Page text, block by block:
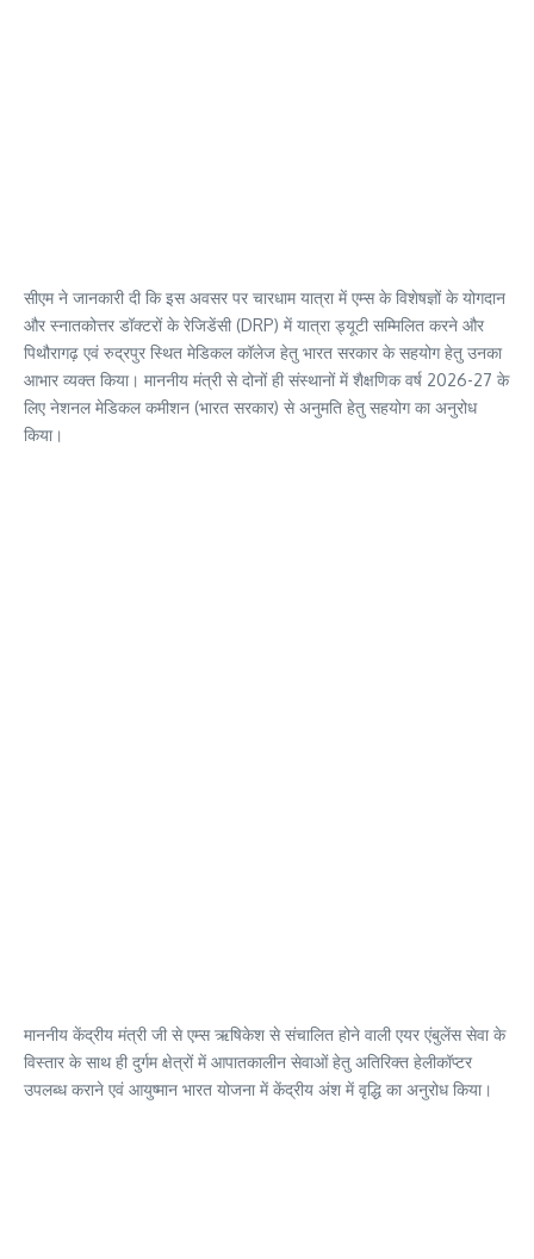
सीएम ने जानकारी दी कि इस अवसर पर चारधाम यात्रा में एम्स के विशेषज्ञों के योगदान
और स्नातकोत्तर डॉक्टरों के रेजिडेंसी (DRP) में यात्रा ड्यूटी सम्मिलित करने और
पिथौरागढ़ एवं रुद्रपुर स्थित मेडिकल कॉलेज हेतु भारत सरकार के सहयोग हेतु उनका
आभार व्यक्त किया। माननीय मंत्री से दोनों ही संस्थानों में शैक्षणिक वर्ष 2026-27 के
लिए नेशनल मेडिकल कमीशन (भारत सरकार) से अनुमति हेतु सहयोग का अनुरोध
किया।
माननीय केंद्रीय मंत्री जी से एम्स ऋषिकेश से संचालित होने वाली एयर एंबुलेंस सेवा के
विस्तार के साथ ही दुर्गम क्षेत्रों में आपातकालीन सेवाओं हेतु अतिरिक्त हेलीकॉप्टर
उपलब्ध कराने एवं आयुष्मान भारत योजना में केंद्रीय अंश में वृद्धि का अनुरोध किया।